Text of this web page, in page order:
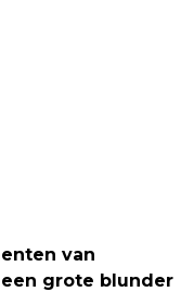
van
grote blunder